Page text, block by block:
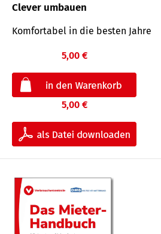
Clever umbauen
Komfortabel in die besten Jahre
5,00 €
5,00 €